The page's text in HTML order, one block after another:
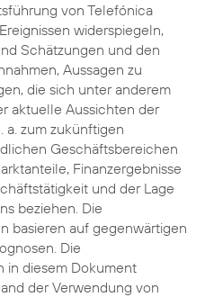
von Telefónica
widerspiegeln,
Schätzungen und den
Aussagen zu
die sich unter anderem
aktuelle Aussichten der
a. zum zukünftigen
Geschäftsbereichen
Finanzergebnisse
und der Lage
beziehen. Die
basieren auf gegenwärtigen
Die
in diesem Dokument
der Verwendung von